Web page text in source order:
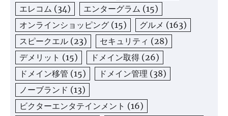
エレコム (34) エンターグラム (15)
オンラインショッピング (15) グルメ (163)
スピークエル (23) セキュリティ (28)
デメリット (15) ドメイン取得 (26)
ドメイン移管 (15) ドメイン管理 (38)
ノーブランド (13)
ビクターエンタテインメント (16)